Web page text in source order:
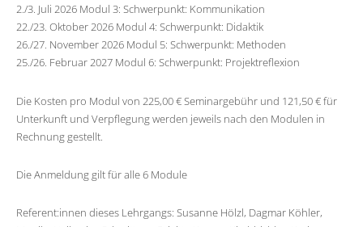
2./3. Juli 2026 Modul 3: Schwerpunkt: Kommunikation
22./23. Oktober 2026 Modul 4: Schwerpunkt: Didaktik
26./27. November 2026 Modul 5: Schwerpunkt: Methoden
25./26. Februar 2027 Modul 6: Schwerpunkt: Projektreflexion
Die Kosten pro Modul von 225,00 € Seminargebühr und 121,50 € für
Unterkunft und Verpflegung werden jeweils nach den Modulen in
Rechnung gestellt.
Die Anmeldung gilt für alle 6 Module
Referent:innen dieses Lehrgangs: Susanne Hölzl, Dagmar Köhler,